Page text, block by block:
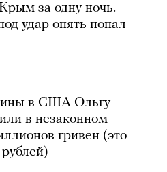
за одну ночь.
удар опять попал
в США Ольгу
в незаконном
гривен (это